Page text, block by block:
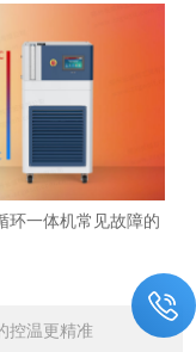
一体机常见故障的
控温更精准